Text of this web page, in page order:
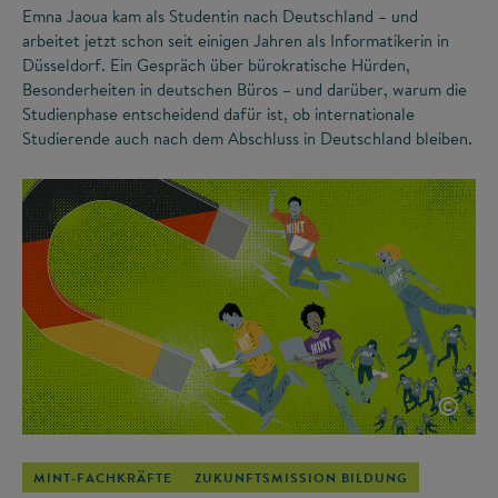
Emna Jaoua kam als Studentin nach Deutschland – und
arbeitet jetzt schon seit einigen Jahren als Informatikerin in
Düsseldorf. Ein Gespräch über bürokratische Hürden,
Besonderheiten in deutschen Büros – und darüber, warum die
Studienphase entscheidend dafür ist, ob internationale
Studierende auch nach dem Abschluss in Deutschland bleiben.
©
MINT-FACHKRÄFTE ZUKUNFTSMISSION BILDUNG